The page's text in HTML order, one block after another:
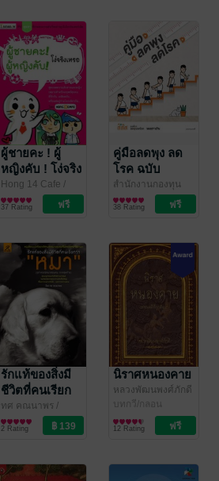
ผู้ชายคะ ! ผู้
หญิงคับ ! โง่จริง
หรือ
Hong 14 Cafe /
Tonmanow
Publishing
สาระบันเทิง
37 Rating
คู่มือลดพุง ลด
โรค ฉบับ
ประชาชน
สำนักงานกองทุน
สนับสนุนการสร้าง
เสริมสุขภาพ (สสส.)
สุขภาพ
38 Rating
รักแท้ของสิ่งมี
ชีวิตที่คนเรียก
ว่า “หมา”
ทศ คณนาพร /
happybook
สัตว์เลี้ยง
2 Rating
นิราศหนองคาย
หลวงพัฒนพงศ์ภักดี
/ Meb's Pick
บทกวี/กลอน
12 Rating